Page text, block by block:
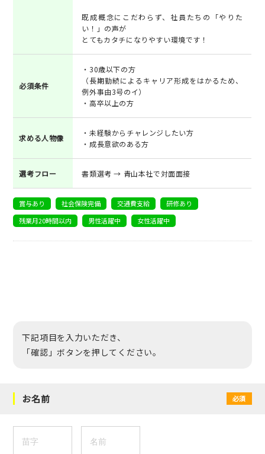
既成概念にこだわらず、社員たちの「やりた
い！」の声が
とてもカタチになりやすい環境です！
必須条件
・30歳以下の方
（長期勤続によるキャリア形成をはかるため、
例外事由3号のイ）
・高卒以上の方
求める人物像
・未経験からチャレンジしたい方
・成長意欲のある方
選考フロー 書類選考 → 青山本社で対面面接
賞与あり 社会保険完備 交通費支給
研修あり
残業月20時間以内
男性活躍中 女性活躍中
下記項目を入力いただき、
「確認」ボタンを押してください。
お名前 必須